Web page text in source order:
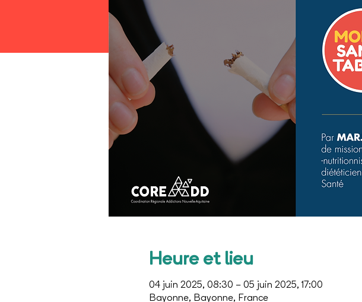
Heure et lieu
04 juin 2025, 08:30 – 05 juin 2025, 17:00
Bayonne, Bayonne, France